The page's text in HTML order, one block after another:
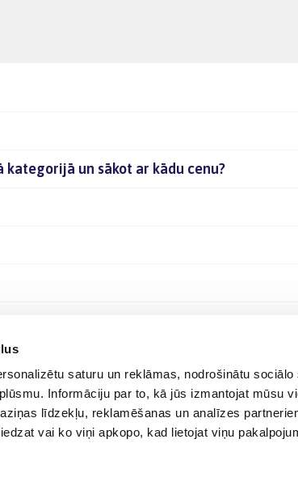
saturu un reklāmas, nodrošinātu
Informāciju par to, kā jūs izmantojat mūsu
līdzekļu, reklamēšanas un analīzes
vai ko viņi apkopo, kad lietojat viņu
un sākot ar kādu cenu?